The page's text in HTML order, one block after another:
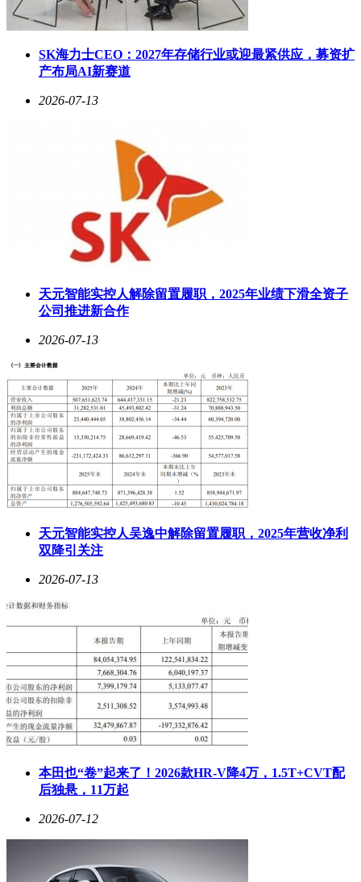
所得”的消费习惯，当商家获得全域增长的确定性，当履约服
务形成标准化品质保障，淘宝闪购将完成从颠覆外卖市场到重
塑全域零售格局的跃迁。这一过程中，阿里生态的协同效应将
持续释放，推动淘宝从传统电商平台向覆盖“远、中、近”场景
的“大消费平台”进化。
SK海力士CEO：2027年存储行业或迎最紧供应，募资扩
产布局AI新赛道
2026-07-13
天元智能实控人解除留置履职，2025年业绩下滑全资子
公司推进新合作
2026-07-13
天元智能实控人吴逸中解除留置履职，2025年营收净利
双降引关注
2026-07-13
本田也“卷”起来了！2026款HR-V降4万，1.5T+CVT配
后独悬，11万起
2026-07-12